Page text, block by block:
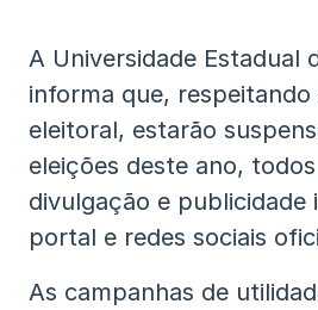
A Universidade Estadual
informa que, respeitando
eleitoral, estarão
eleições deste ano,
divulgação e publicidade
portal e redes sociais
As campanhas de